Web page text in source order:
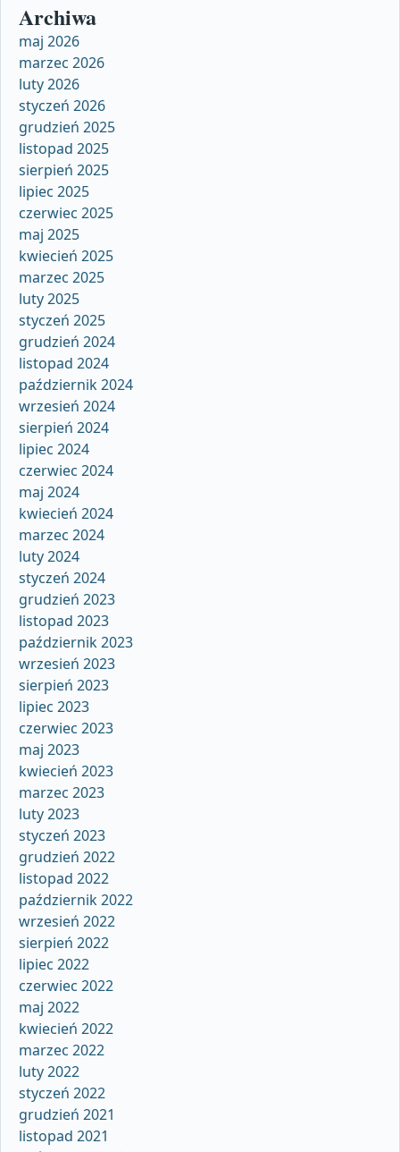
Archiwa
maj 2026
marzec 2026
luty 2026
styczeń 2026
grudzień 2025
listopad 2025
sierpień 2025
lipiec 2025
czerwiec 2025
maj 2025
kwiecień 2025
marzec 2025
luty 2025
styczeń 2025
grudzień 2024
listopad 2024
październik 2024
wrzesień 2024
sierpień 2024
lipiec 2024
czerwiec 2024
maj 2024
kwiecień 2024
marzec 2024
luty 2024
styczeń 2024
grudzień 2023
listopad 2023
październik 2023
wrzesień 2023
sierpień 2023
lipiec 2023
czerwiec 2023
maj 2023
kwiecień 2023
marzec 2023
luty 2023
styczeń 2023
grudzień 2022
listopad 2022
październik 2022
wrzesień 2022
sierpień 2022
lipiec 2022
czerwiec 2022
maj 2022
kwiecień 2022
marzec 2022
luty 2022
styczeń 2022
grudzień 2021
listopad 2021